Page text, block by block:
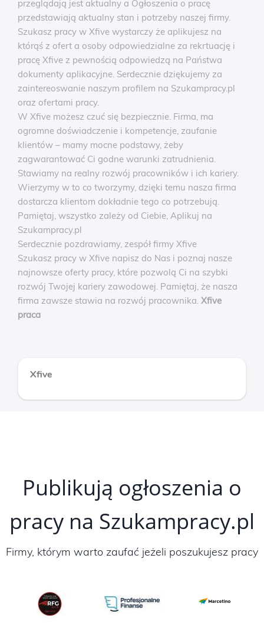
przeglądają jest aktualny a Ogłoszenia o pracę
przedstawiają aktualny stan i potrzeby naszej firmy.
Szukasz pracy w Xfive wystarczy że aplikujesz na
którąś z ofert a osoby odpowiedzialne za rekrtuację i
pracę Xfive z pewnością odpowiedzą na Państwa
dokumenty aplikacyjne. Serdecznie dziękujemy za
zaintereoswanie naszym profilem na Szukampracy.pl
oraz ofertami pracy.
W Xfive możesz czuć się bezpiecznie. Firma, ma
ogromne doświadczenie i kompetencje, zaufanie
klientów – mamy mocne podstawy, żeby
zagwarantować Ci godne warunki zatrudnienia.
Stawiamy na realny rozwój pracowników i ich kariery.
Wierzymy w to co tworzymy, dzięki temu nasza firma
dostarcza klientom dokładnie tego co potrzebują.
Pamiętaj, wszystko zależy od Ciebie, Aplikuj na
Szukampracy.pl
Serdecznie pozdrawiamy, zespół firmy Xfive
Szukasz pracy w Xfive napisz do Nas i poznaj nasze
najnowsze oferty pracy, które pozwolą Ci na szybki
rozwój Twojej kariery zawodowej. Pamiętaj, że nasza
firma zawsze stawia na rozwój pracownika. Xfive
praca
Xfive
Publikują ogłoszenia o
pracy na Szukampracy.pl
Firmy, którym warto zaufać jeżeli poszukujesz pracy